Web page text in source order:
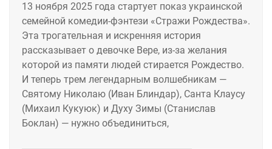
13 ноября 2025 года стартует показ украинской
семейной комедии-фэнтези «Стражи Рождества».
Эта трогательная и искренняя история
рассказывает о девочке Вере, из-за желания
которой из памяти людей стирается Рождество.
И теперь трем легендарным волшебникам —
Святому Николаю (Иван Блиндар), Санта Клаусу
(Михаил Кукуюк) и Духу Зимы (Станислав
Боклан) — нужно объединиться,